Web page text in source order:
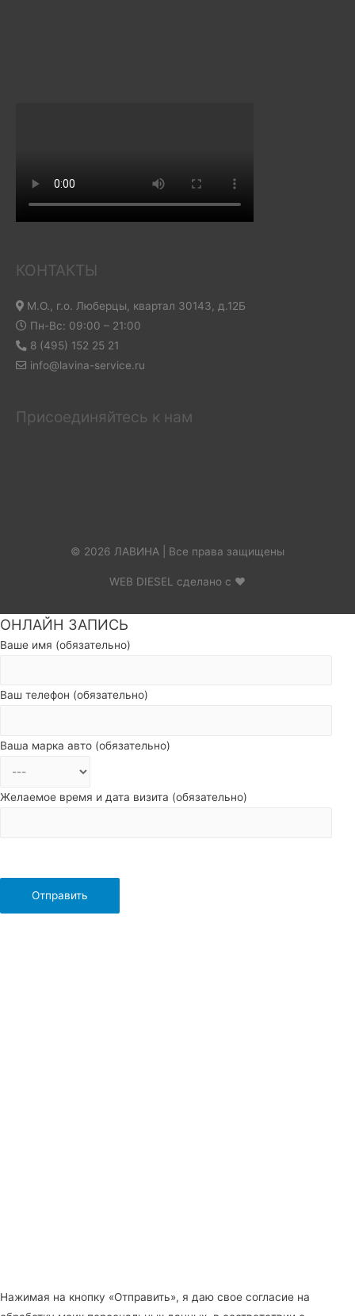
КОНТАКТЫ
М.О., г.о. Люберцы, квартал 30143, д.12Б
Пн-Вс: 09:00 – 21:00
8 (495) 152 25 21
info@lavina-service.ru
Присоединяйтесь к нам
© 2026 ЛАВИНА | Все права защищены
WEB DIESEL сделано с ❤
Пролистать
наверх
ОНЛАЙН ЗАПИСЬ
Ваше имя (обязательно)
Ваш телефон (обязательно)
Ваша марка авто (обязательно)
Желаемое время и дата визита (обязательно)
Нажимая на кнопку «Отправить», я даю свое согласие на